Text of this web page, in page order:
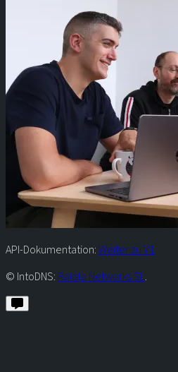
API-Dokumentation:Weiter zu V1
© IntoDNS: Raiola Networks SL.